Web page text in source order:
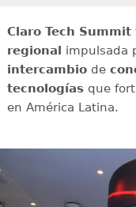
Claro Tech Summit
regional impulsada
intercambiode
tecnologíasque
en América Latina.